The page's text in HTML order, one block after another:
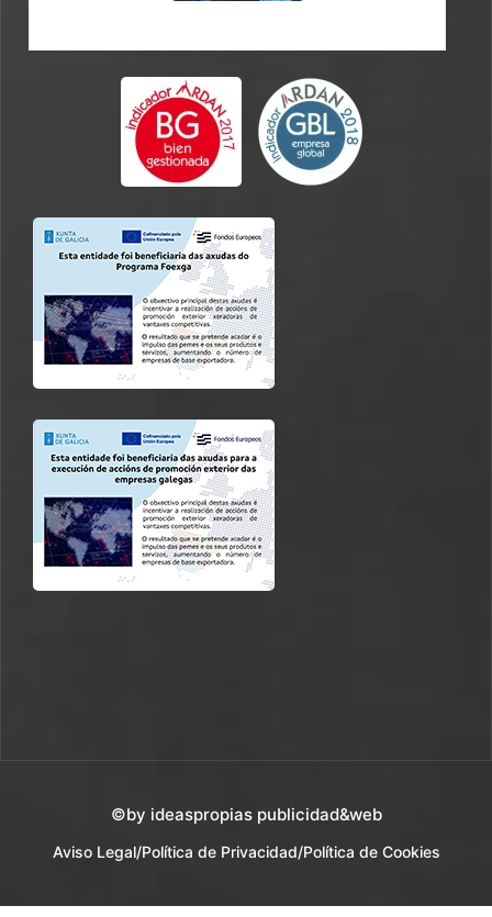
©by ideaspropias publicidad&web
Aviso Legal/Política de Privacidad/Política de Cookies